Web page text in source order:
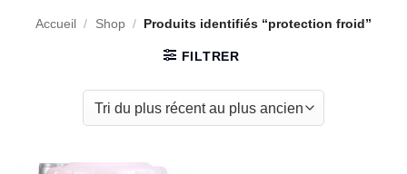
Accueil / Shop / Produits identifiés “protection froid”
FILTRER